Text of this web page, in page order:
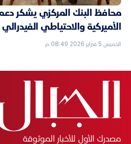
محافظ البنك المركزي يشكر دعم
الأميركية والاحتياطي الفيدرالي
الخميس 5 فبراير 2026 08:49 م
مصدرك الأول للأخبار الموثوقة